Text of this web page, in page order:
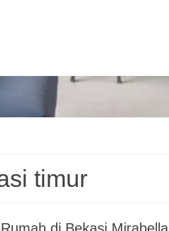
timur